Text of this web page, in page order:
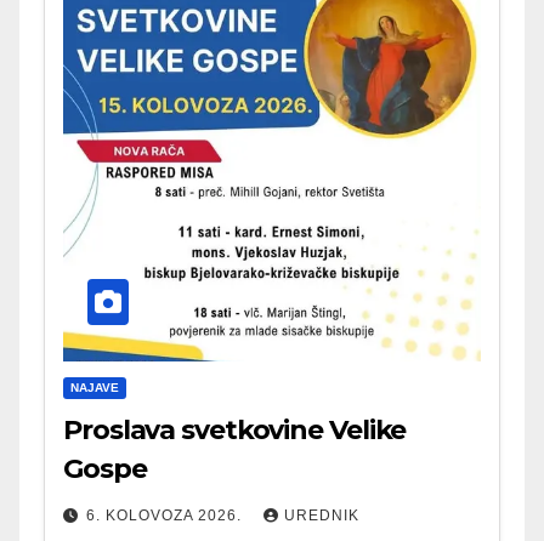
NAJAVE
Proslava svetkovine Velike
Gospe
6. KOLOVOZA 2026. UREDNIK